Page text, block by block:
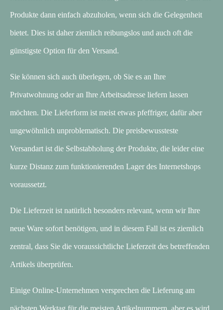
Produkte dann einfach abzuholen, wenn sich die Gelegenheit
bietet. Dies ist daher ziemlich reibungslos und auch oft die
günstigste Option für den Versand.
Sie können sich auch überlegen, ob Sie es an Ihre
Privatwohnung oder an Ihre Arbeitsadresse liefern lassen
möchten. Die Lieferform ist meist etwas pfeffriger, dafür aber
ungewöhnlich unproblematisch. Die preisbewussteste
Versandart ist die Selbstabholung der Produkte, die leider eine
kurze Distanz zum funktionierenden Lager des Internetshops
voraussetzt.
Die Lieferzeit ist natürlich besonders relevant, wenn wir Ihre
neue Ware sofort benötigen, und in diesem Fall ist es ziemlich
zentral, dass Sie die voraussichtliche Lieferzeit des betreffenden
Artikels überprüfen.
Einige Online-Unternehmen versprechen die Lieferung am